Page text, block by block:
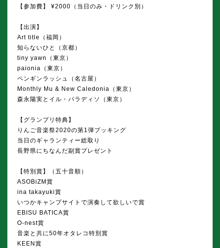
【参加費】 ¥2000（当日のみ・ドリンク別）
【出演】
Art title（福岡）
知らないひと（京都）
tiny yawn（東京）
paionia（東京）
ペンギンラッシュ（名古屋）
Monthly Mu & New Caledonia（東京）
森永陽実とイル・パラディソ（東京）
【グランプリ特典】
りんご音楽祭2020の第1弾ブッキング
当日のギャランティー総取り
長野県にちなんだ副賞プレゼント
【特別賞】（五十音順）
ASOBiZM賞
ina takayuki賞
いつかキャンプサイトで演奏して欲しいで賞
EBISU BATICA賞
O-nest賞
音楽と共に50年オタレコ特別賞
KEEN賞